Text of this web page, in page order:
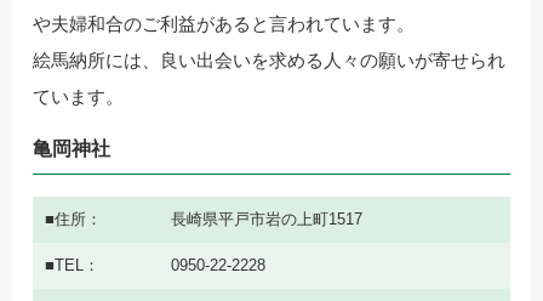
や夫婦和合のご利益があると言われています。
絵馬納所には、良い出会いを求める人々の願いが寄せられ
ています。
亀岡神社
住所 長崎県平戸市岩の上町1517
TEL 0950-22-2228